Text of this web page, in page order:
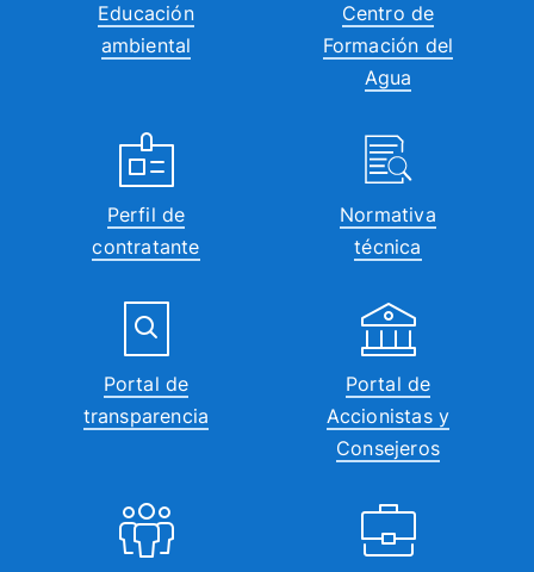
Educación
ambiental
Centro de
Formación del
Agua
Perfil de
contratante
Normativa
técnica
Portal de
transparencia
Portal de
Accionistas y
Consejeros